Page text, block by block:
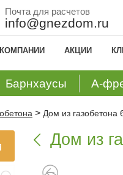
Почта для расчетов
info@gnezdom.ru
АКЦИИ
Барнхаусы А-
> Дом из газобетона
 Дом из